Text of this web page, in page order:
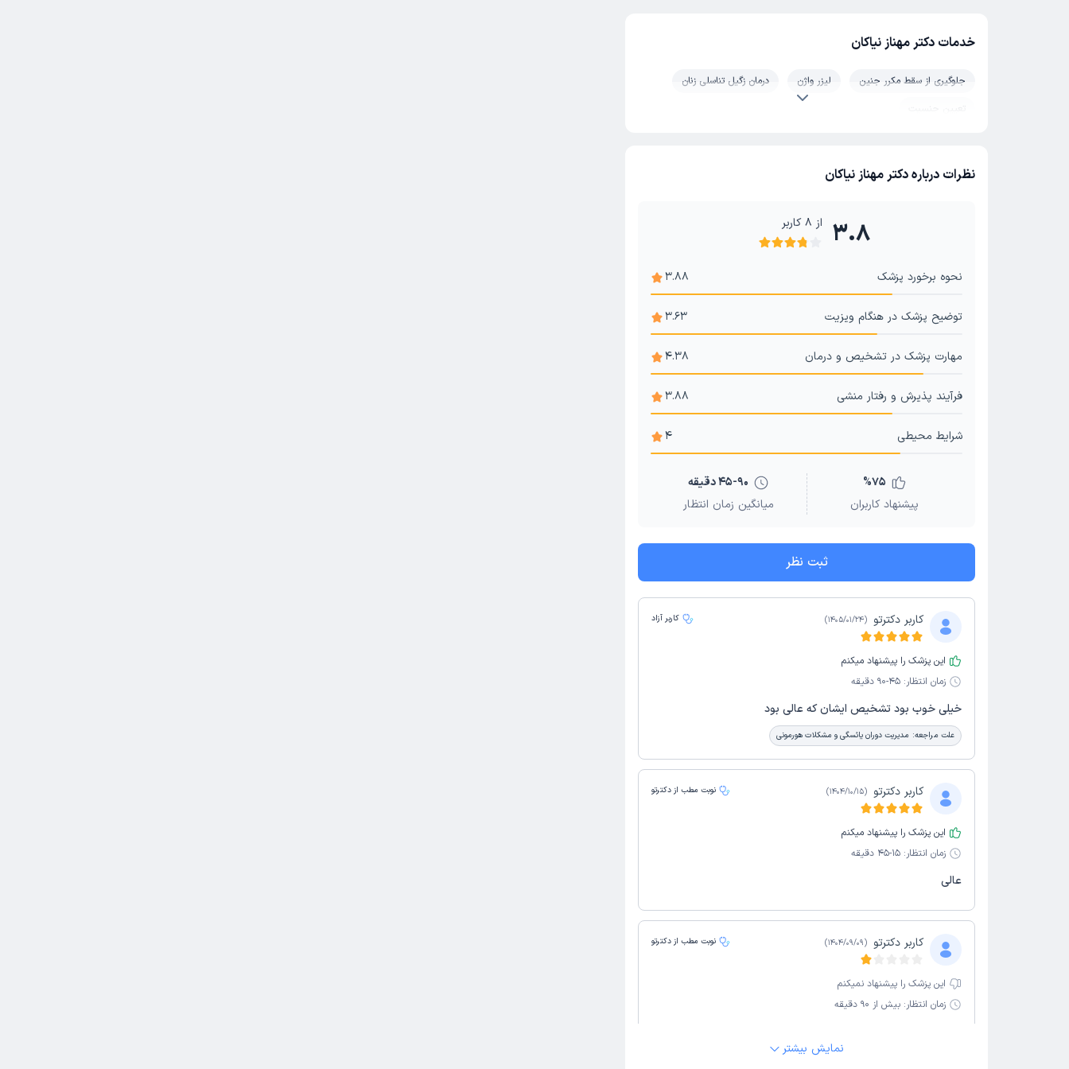
خدمات دکتر مهناز نیاکان
جلوگیری از سقط مکرر جنین لیزر واژن
درمان زگیل تناسلی زنان
تعیین جنسیت
نظرات درباره دکتر مهناز نیاکان
3.8 از 8کاربر
نحوه برخورد پزشک 3.88
توضیح پزشک در هنگام ویزیت 3.63
مهارت پزشک در تشخیص و درمان 4.38
فرآیند پذیرش و رفتار منشی 3.88
شرایط محیطی 4
%75
پیشنهاد کاربران
45-90 دقیقه
میانگین زمان انتظار
ثبت نظر
کاربر دکترتو (
1405/01/24
) کاربر آزاد
این پزشک را پیشنهاد میکنم
زمان انتظار: 45-90 دقیقه
خیلی خوب بود تشخیص ایشان که عالی بود
علت مراجعه: مدیریت دوران یائسگی و مشکلات هورمونی
کاربر دکترتو (
1404/10/15
) نوبت مطب از دکترتو
این پزشک را پیشنهاد میکنم
زمان انتظار: 15-45 دقیقه
عالی
کاربر دکترتو (
1404/09/09
) نوبت مطب از دکترتو
این پزشک را پیشنهاد نمیکنم
زمان انتظار: بیش از 90 دقیقه
نمایش بیشتر